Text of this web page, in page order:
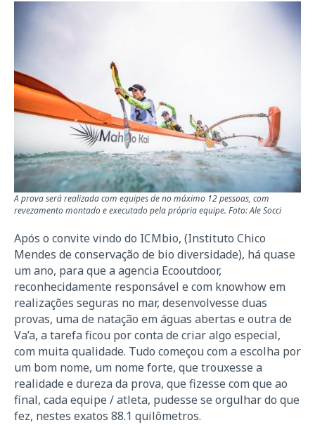
A prova será realizada com equipes de no máximo 12 pessoas, com
revezamento montado e executado pela própria equipe. Foto: Ale Socci
Após o convite vindo do ICMbio, (Instituto Chico
Mendes de conservação de bio diversidade), há quase
um ano, para que a agencia Ecooutdoor,
reconhecidamente responsável e com knowhow em
realizações seguras no mar, desenvolvesse duas
provas, uma de natação em águas abertas e outra de
Va’a, a tarefa ficou por conta de criar algo especial,
com muita qualidade. Tudo começou com a escolha por
um bom nome, um nome forte, que trouxesse a
realidade e dureza da prova, que fizesse com que ao
final, cada equipe / atleta, pudesse se orgulhar do que
fez, nestes exatos 88.1 quilômetros.